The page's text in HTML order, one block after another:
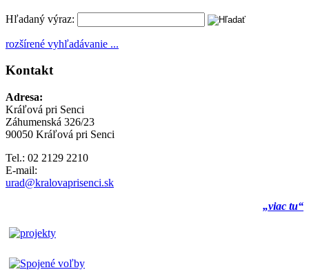
Hľadaný výraz:
rozšírené vyhľadávanie ...
Kontakt
Adresa:
Kráľová pri Senci
Záhumenská 326/23
90050 Kráľová pri Senci
Tel.: 02 2129 2210
E-mail:
urad@kralovaprisenci.sk
„viac tu“